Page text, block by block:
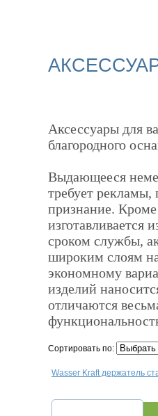
Аксессуары для
благородного
Выдающееся
требует
признание.
изготавливается
сроком службы,
широким слоям
экономному
изделий
отличаются
Сортировать по:
Wasser Kraft держатель